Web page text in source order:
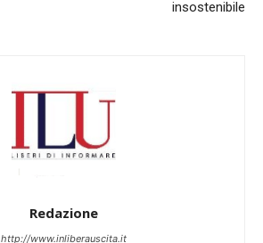
insostenibile
Redazione
http://www.inliberauscita.it